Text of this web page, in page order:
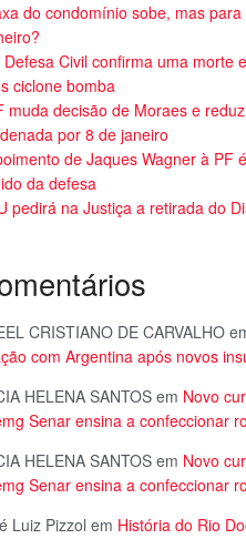
do condomínio sobe, mas para
Defesa Civil confirma uma morte
ciclone bomba
muda decisão de Moraes e
por 8 de janeiro
de Jaques Wagner à PF
da defesa
pedirá na Justiça a retirada do
CRISTIANO DE CARVALHO
com Argentina após novos
HELENA SANTOS em Novo
Senar ensina a confeccionar
HELENA SANTOS em Novo
Senar ensina a confeccionar
Luiz Pizzol em História do Rio